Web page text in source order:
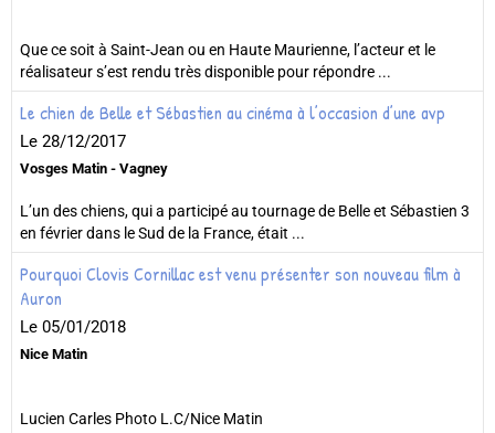
Que ce soit à Saint-Jean ou en Haute Maurienne, l’acteur et le
réalisateur s’est rendu très disponible pour répondre ...
Le chien de Belle et Sébastien au cinéma à l’occasion d’une avp
Le 28/12/2017
Vosges Matin - Vagney
L’un des chiens, qui a participé au tournage de Belle et Sébastien 3
en février dans le Sud de la France, était ...
Pourquoi Clovis Cornillac est venu présenter son nouveau film à
Auron
Le 05/01/2018
Nice Matin
Lucien Carles Photo L.C/Nice Matin